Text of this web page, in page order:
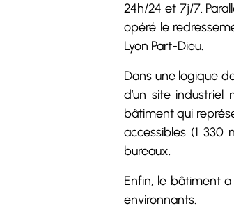
24h/24 et 7j/7.
opéré le
Lyon Part-Dieu.
Dans une logique
d’un site
bâtiment qui
accessibles (1 330
bureaux.
Enfin, le bâtiment
environnants.